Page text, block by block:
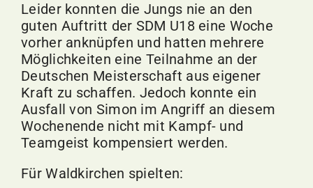
Leider konnten die Jungs nie an den
guten Auftritt der SDM U18 eine Woche
vorher anknüpfen und hatten mehrere
Möglichkeiten eine Teilnahme an der
Deutschen Meisterschaft aus eigener
Kraft zu schaffen. Jedoch konnte ein
Ausfall von Simon im Angriff an diesem
Wochenende nicht mit Kampf- und
Teamgeist kompensiert werden.
FürWaldkirchen spielten: